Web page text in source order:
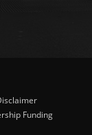
Funding